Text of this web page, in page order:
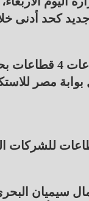
وتشمل تلك
للشركات
سيميان